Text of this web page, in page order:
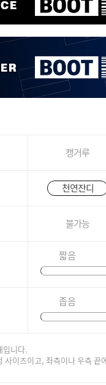
캥거루
천연잔디
불가능
짧음
좁음
입니다.
사이즈이고, 좌측이나 우측 끝